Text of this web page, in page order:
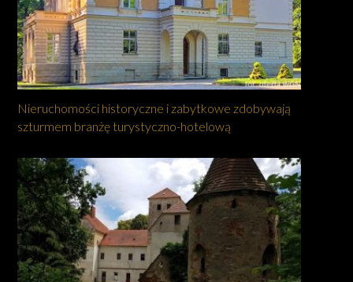
Nieruchomości historyczne i zabytkowe zdobywają
szturmem branżę turystyczno-hotelową